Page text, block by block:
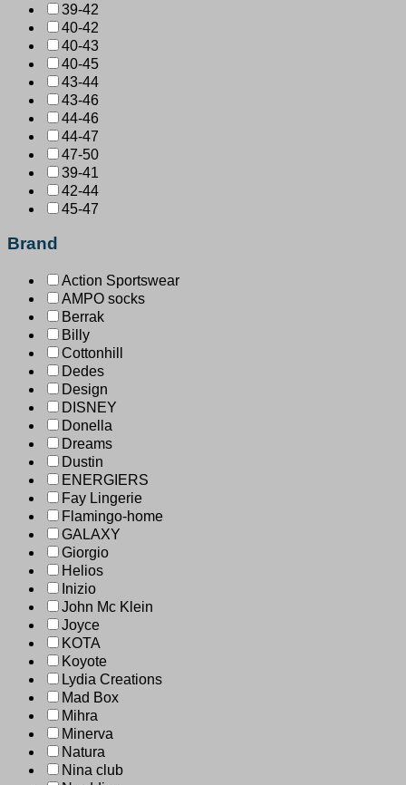
39-42
40-42
40-43
40-45
43-44
43-46
44-46
44-47
47-50
39-41
42-44
45-47
Brand
Action Sportswear
AMPO socks
Berrak
Billy
Cottonhill
Dedes
Design
DISNEY
Donella
Dreams
Dustin
ENERGIERS
Fay Lingerie
Flamingo-home
GALAXY
Giorgio
Helios
Inizio
John Mc Klein
Joyce
KOTA
Koyote
Lydia Creations
Mad Box
Mihra
Minerva
Natura
Nina club